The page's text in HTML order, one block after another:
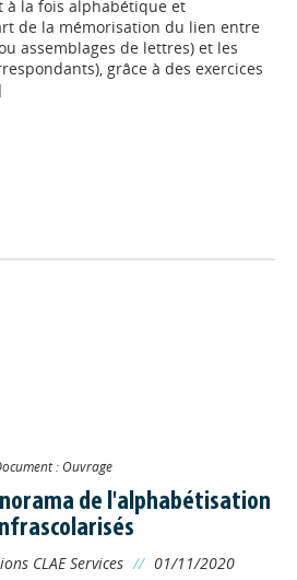
à la fois alphabétique et
de la mémorisation du lien entre
assemblages de lettres) et les
grâce à des exercices
: Ouvrage
de l'alphabétisation
CLAE Services // 01/11/2020